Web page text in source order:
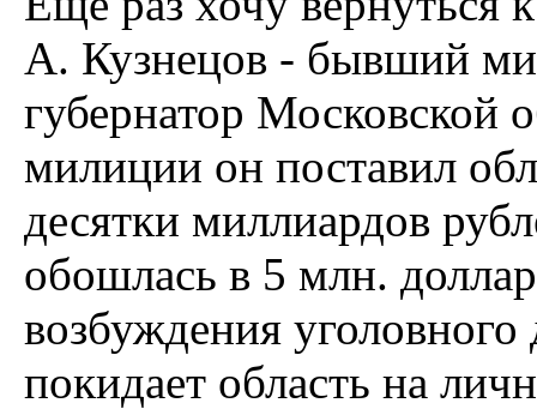
А. Кузнецов - бывший
губернатор Московской
милиции он поставил
десятки миллиардов
обошлась в 5 млн.
возбуждения
покидает область на